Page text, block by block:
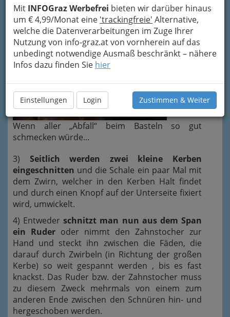
Mit INFOGraz Werbefrei bieten wir darüber hinaus
um € 4,99/Monat eine 'trackingfreie' Alternative,
welche die Datenverarbeitungen im Zuge Ihrer
Nutzung von info-graz.at von vornherein auf das
unbedingt notwendige Ausmaß beschränkt – nähere
Infos dazu finden Sie hier
Einstellungen Login Zustimmen & Weiter
Wenn aller „Abfall“ beim Basteln so gut
schmecken würde...
3) Seitlich werden zwei kleine Kerben
eingeschnitten und die Schale ein paar Mal mit
dem Zwirn, welcher in den Kerben Halt findet
und durch einen Knopf auf der Unterseite fixiert
wird, umwickelt.
4) Entwederschnitzt man nun aus dem Span
ein Ruder oder nimmt den Zahnstocher zur
Hand und steckt ihn zwischen die Fäden, die
darauf durch Zwirbeln (in Richtung der großen
Kerbe) so weit gespannt werden , bis es fast
knackst. Das Ruder bzw. der Zahnstocher muss
zu diesem Zweck mehrmals von einem zum
anderen Ende zwischen den Schnüren hin- und
hergeschoben werden.